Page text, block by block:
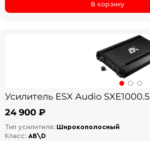
В корзину
Усилитель ESX Audio SXE1000.5
24 900 ₽
Тип усилителя: Широкополосный
Класс: AB\D